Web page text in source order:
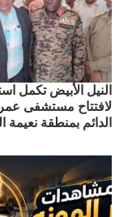
النيل الأبيض تكمل
لافتتاح مستشفى عمر
الدائم بمنطقة نعيمة